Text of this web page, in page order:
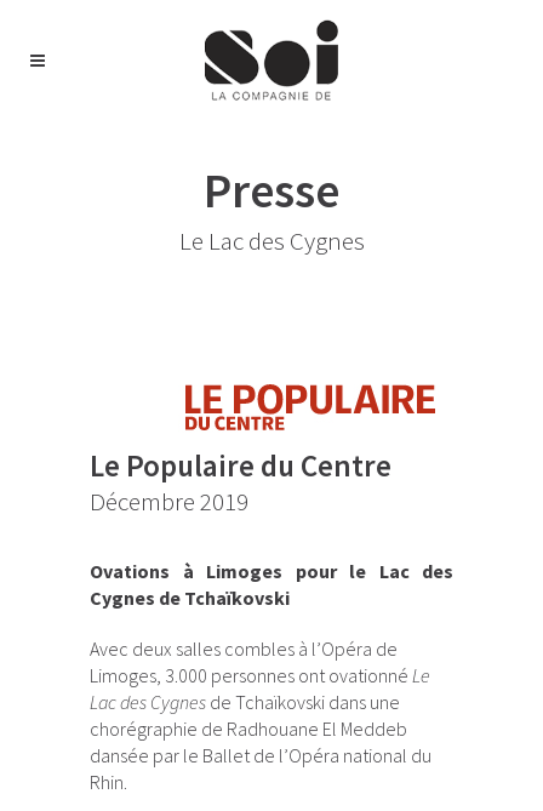
Presse
Le Lac des Cygnes
Le Populaire du Centre
Décembre 2019
Ovations à Limoges pour le Lac des
Cygnes de Tchaïkovski
Avec deux salles combles à l’Opéra de
Limoges, 3.000 personnes ont ovationné Le
Lac des Cygnes de Tchaïkovski dans une
chorégraphie de Radhouane El Meddeb
dansée par le Ballet de l’Opéra national du
Rhin.